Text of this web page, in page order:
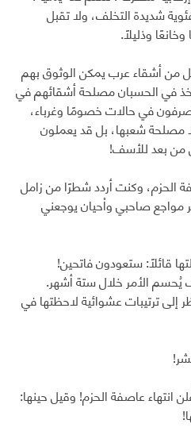
شديدة التخلف، ولا تقبل
وذليلًا.
من أشقاء عرب يمكن الوثوق بهم
في الحسبان مصلحة أشقائهم في
في حالات خصومًا وغرباء،
مصلحة شعبها، بل قد يعملون
من بعد للأسف!
الحزم، وكنت أردد شطرًا من زامل
مواجع صاحبي واْحيان يوجعني
قائلًا: ستعودون فاتحين!
الأمر خلال ستة أشهر.
ترتيبات عشوائية لاحظتها في
انتهاء عاصفة الحزم! وقيل حينها: